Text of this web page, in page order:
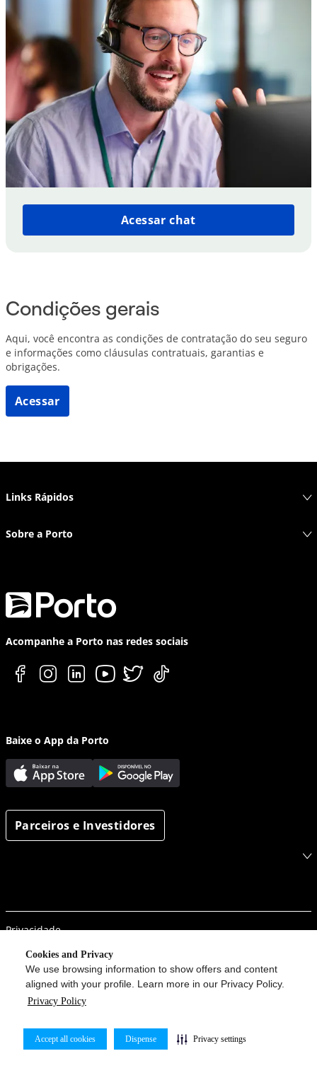
Cookies and Privacy
We use browsing information to show offers and content
aligned with your profile. Learn more in our Privacy Policy.
Privacy Policy
Accept all cookies Dispense Privacy settings
Acessar chat
Condições gerais
Aqui, você encontra as condições de contratação do seu seguro
e informações como cláusulas contratuais, garantias e
obrigações.
Acessar
Links Rápidos
Sobre a Porto
Acompanhe a Porto nas redes sociais
Baixe o App da Porto
Parceiros e Investidores
Privacidade
Segurança da informação
Porto em um clique
Procon